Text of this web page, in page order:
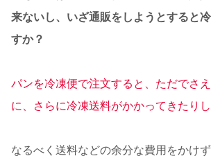
来ないし、いざ通販をしようとすると
すか？
パンを冷凍便で注文すると、ただでさ
に、さらに冷凍送料がかかってきたりし
なるべく送料などの余分な費用をかけ